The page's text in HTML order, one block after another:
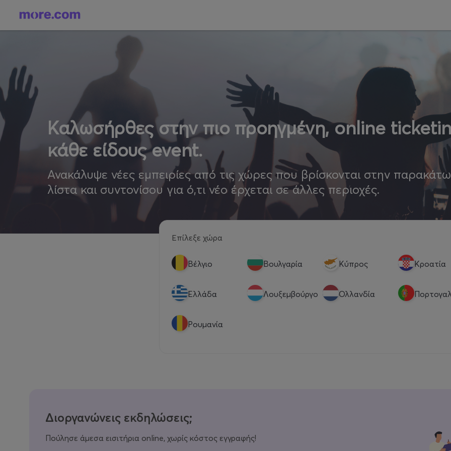
Καλωσήρθες στην πιο προηγμένη, online
κάθε είδους event.
Ανακάλυψε νέες εμπειρίες από τις χώρες που βρίσκονται στην παρακάτω
λίστα και συντονίσου για ό,τι νέο έρχεται σε άλλες περιοχές.
Επίλεξε χώρα
Βέλγιο Βουλγαρία Κύπρος Κροατία
Eλλάδα Λουξεμβούργο Ολλανδία
Ρουμανία
Διοργανώνεις εκδηλώσεις;
Πούλησε άμεσα εισιτήρια online, χωρίς κόστος εγγραφής!